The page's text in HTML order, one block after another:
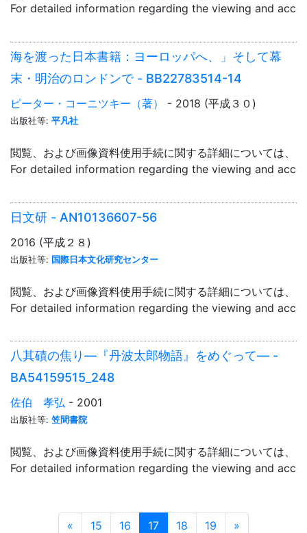
For detailed information regarding the viewing and
海を渡った日本書籍：ヨーロッパへ、」そして幕
末・明治のロンドンで - BB22783514-14
ピーター・コーニツキー（著） - 2018 (平成３０)
出版社等: 平凡社
閲覧、および画像資料使用手続に関する詳細については、「
For detailed information regarding the viewing and
日文研 - AN10136607-56
2016 (平成２８)
出版社等: 国際日本文化研究センター
閲覧、および画像資料使用手続に関する詳細については、「
For detailed information regarding the viewing and
八其磧の焦り―『丹波太郎物語』をめぐって― -
BA54159515_248
佐伯 孝弘 - 2001
出版社等: 笠間書院
閲覧、および画像資料使用手続に関する詳細については、「
For detailed information regarding the viewing and
« Prev15 16 17 18 19 Next
»